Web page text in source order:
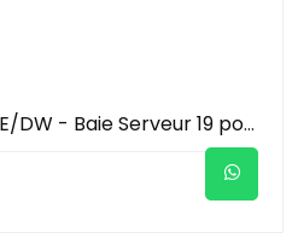
Hikvision DS-XS8242-E/DW - Baie Serveur 19 pouces 42U Profonde (800x1200x2050mm) - Portes Perforées Mesh - Charge 1000kg - Roulettes & Pieds - Armoire Informatique & Data Center